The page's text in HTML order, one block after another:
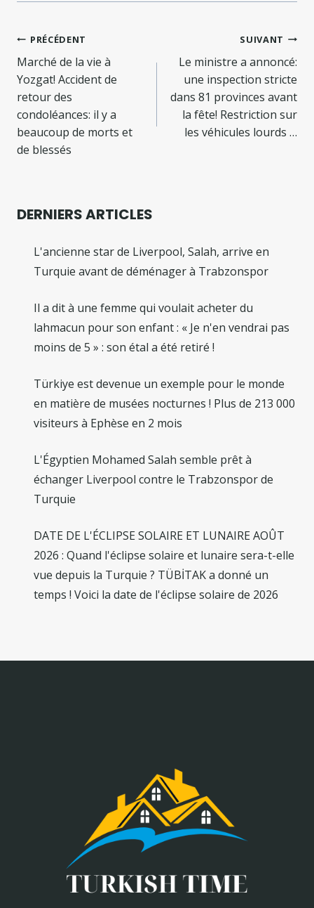
Navigation
de
l’article
PRÉCÉDENT
Marché de la vie à
Yozgat! Accident de
retour des
condoléances: il y a
beaucoup de morts et
de blessés
SUIVANT
Le ministre a annoncé:
une inspection stricte
dans 81 provinces avant
la fête! Restriction sur
les véhicules lourds …
DERNIERS ARTICLES
L'ancienne star de Liverpool, Salah, arrive en
Turquie avant de déménager à Trabzonspor
Il a dit à une femme qui voulait acheter du
lahmacun pour son enfant : « Je n'en vendrai pas
moins de 5 » : son étal a été retiré !
Türkiye est devenue un exemple pour le monde
en matière de musées nocturnes ! Plus de 213 000
visiteurs à Ephèse en 2 mois
L'Égyptien Mohamed Salah semble prêt à
échanger Liverpool contre le Trabzonspor de
Turquie
DATE DE L'ÉCLIPSE SOLAIRE ET LUNAIRE AOÛT
2026 : Quand l'éclipse solaire et lunaire sera-t-elle
vue depuis la Turquie ? TÜBİTAK a donné un
temps ! Voici la date de l'éclipse solaire de 2026